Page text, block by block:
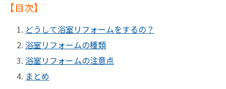
【目次】
どうして浴室リフォームをするの？
浴室リフォームの種類
浴室リフォームの注意点
まとめ